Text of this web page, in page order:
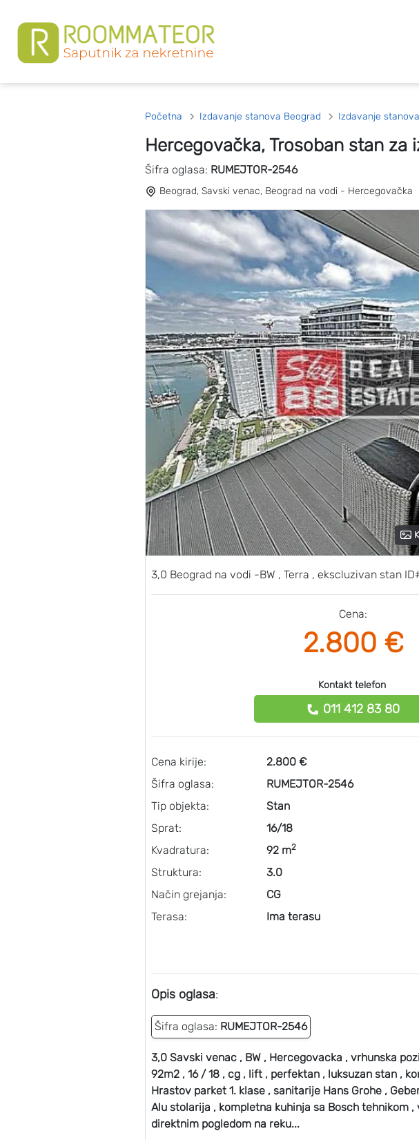
Početna Izdavanje stanova Beograd Izdavanje
Hercegovačka, Trosoban stan
Šifra oglasa: RUMEJTOR-2546
Beograd, Savski venac, Beograd na vodi - Hercegovačka
3,0 Beograd na vodi -BW , Terra , ekscluzivan stan
Cena:
2.800 €
Kontakt telefon
011 412 83 80
Cena kirije:
Šifra oglasa:
Tip objekta:
Sprat:
Kvadratura:
Struktura:
Način grejanja:
Terasa:
2.800 €
RUMEJTOR-2546
Stan
16/18
92 m2
3.0
CG
Ima terasu
Opis oglasa:
Šifra oglasa: RUMEJTOR-2546
3,0 Savski venac , BW , Hercegovacka , vrhunska
92m2 , 16 / 18 , cg , lift , perfektan , luksuzan stan ,
Hrastov parket 1. klase , sanitarije Hans Grohe ,
Alu stolarija , kompletna kuhinja sa Bosch tehnikom ,
direktnim pogledom na reku...